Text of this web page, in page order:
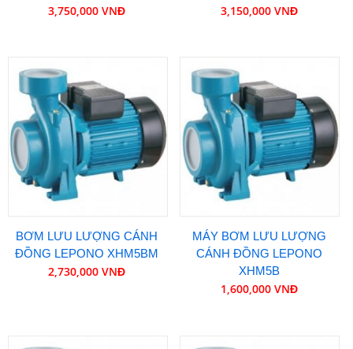
3,750,000 VNĐ 3,150,000 VNĐ
BƠM LƯU LƯỢNG CÁNH
ĐỒNG LEPONO XHM5BM
2,730,000 VNĐ
MÁY BƠM LƯU LƯỢNG
CÁNH ĐỒNG LEPONO
XHM5B
1,600,000 VNĐ